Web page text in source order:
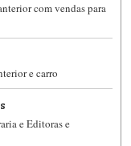
com vendas para
e carro
e Editoras e